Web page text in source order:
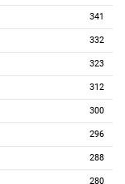
0 0
0 0
0 0
0 0
0 0
0 0
0 0
0 0
341
332
323
312
300
296
288
280